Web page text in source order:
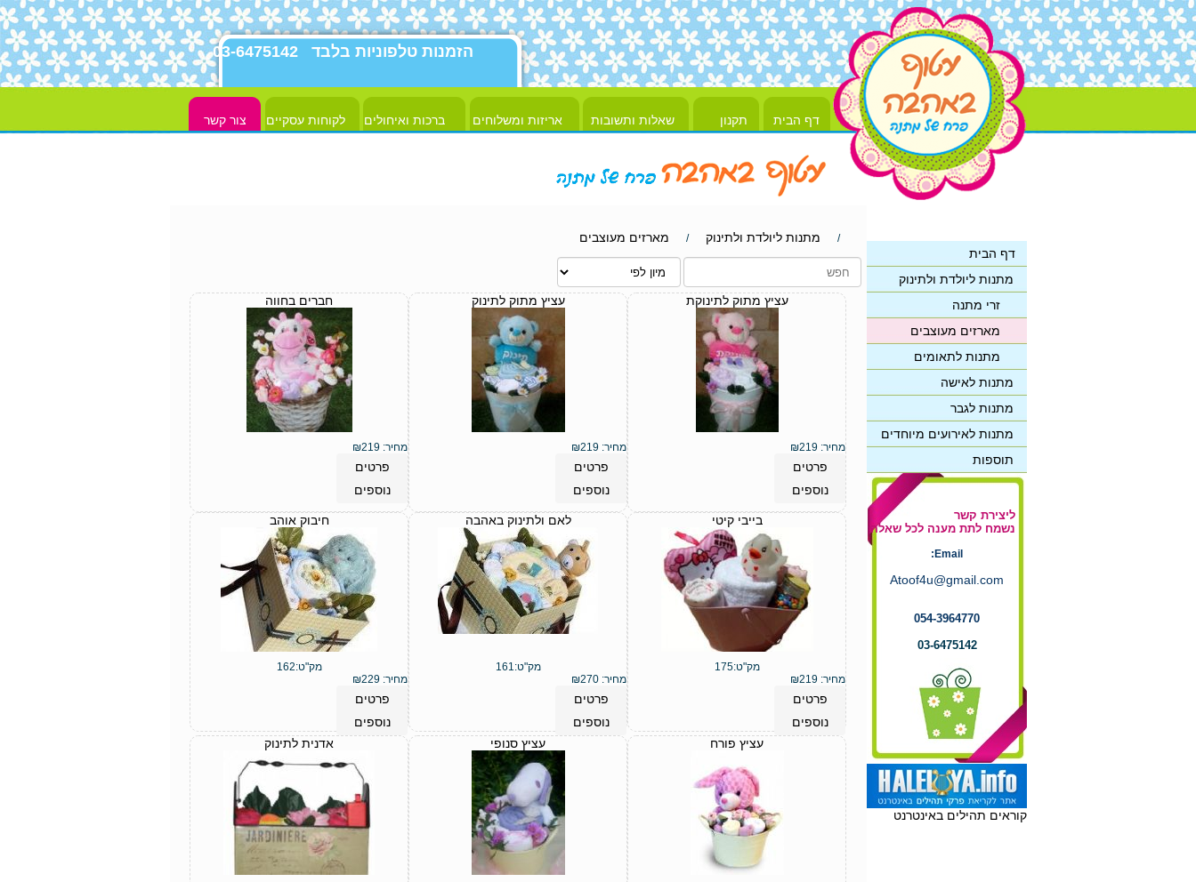
הזמנות טלפוניות בלבד 03-6475142
דף הבית תקנון שאלות ותשובות אריזות ומשלוחים ברכות ואיחולים לקוחות עסקיים צור קשר
דף הבית
מתנות ליולדת ולתינוק
זרי מתנה
מארזים מעוצבים
מתנות לתאומים
מתנות לאישה
מתנות לגבר
מתנות לאירועים מיוחדים
תוספות
ליצירת קשר
נשמח לתת מענה לכל שאלה
Email:
Atoof4u@gmail.com
054-3964770
03-6475142
קוראים תהילים באינטרנט
/ מתנות ליולדת ולתינוק / מארזים מעוצבים
עציץ מתוק לתינוקת
מחיר: ₪219
פרטים
נוספים
עציץ מתוק לתינוק
מחיר: ₪219
פרטים
נוספים
חברים בחווה
מחיר: ₪219
פרטים
נוספים
בייבי קיטי
מק"ט:175
מחיר:
₪219
פרטים
נוספים
לאם ולתינוק באהבה
מק"ט:161
מחיר:
₪270
פרטים
נוספים
חיבוק אוהב
מק"ט:162
מחיר:
₪229
פרטים
נוספים
עציץ פורח
עציץ סנופי אדנית לתינוק